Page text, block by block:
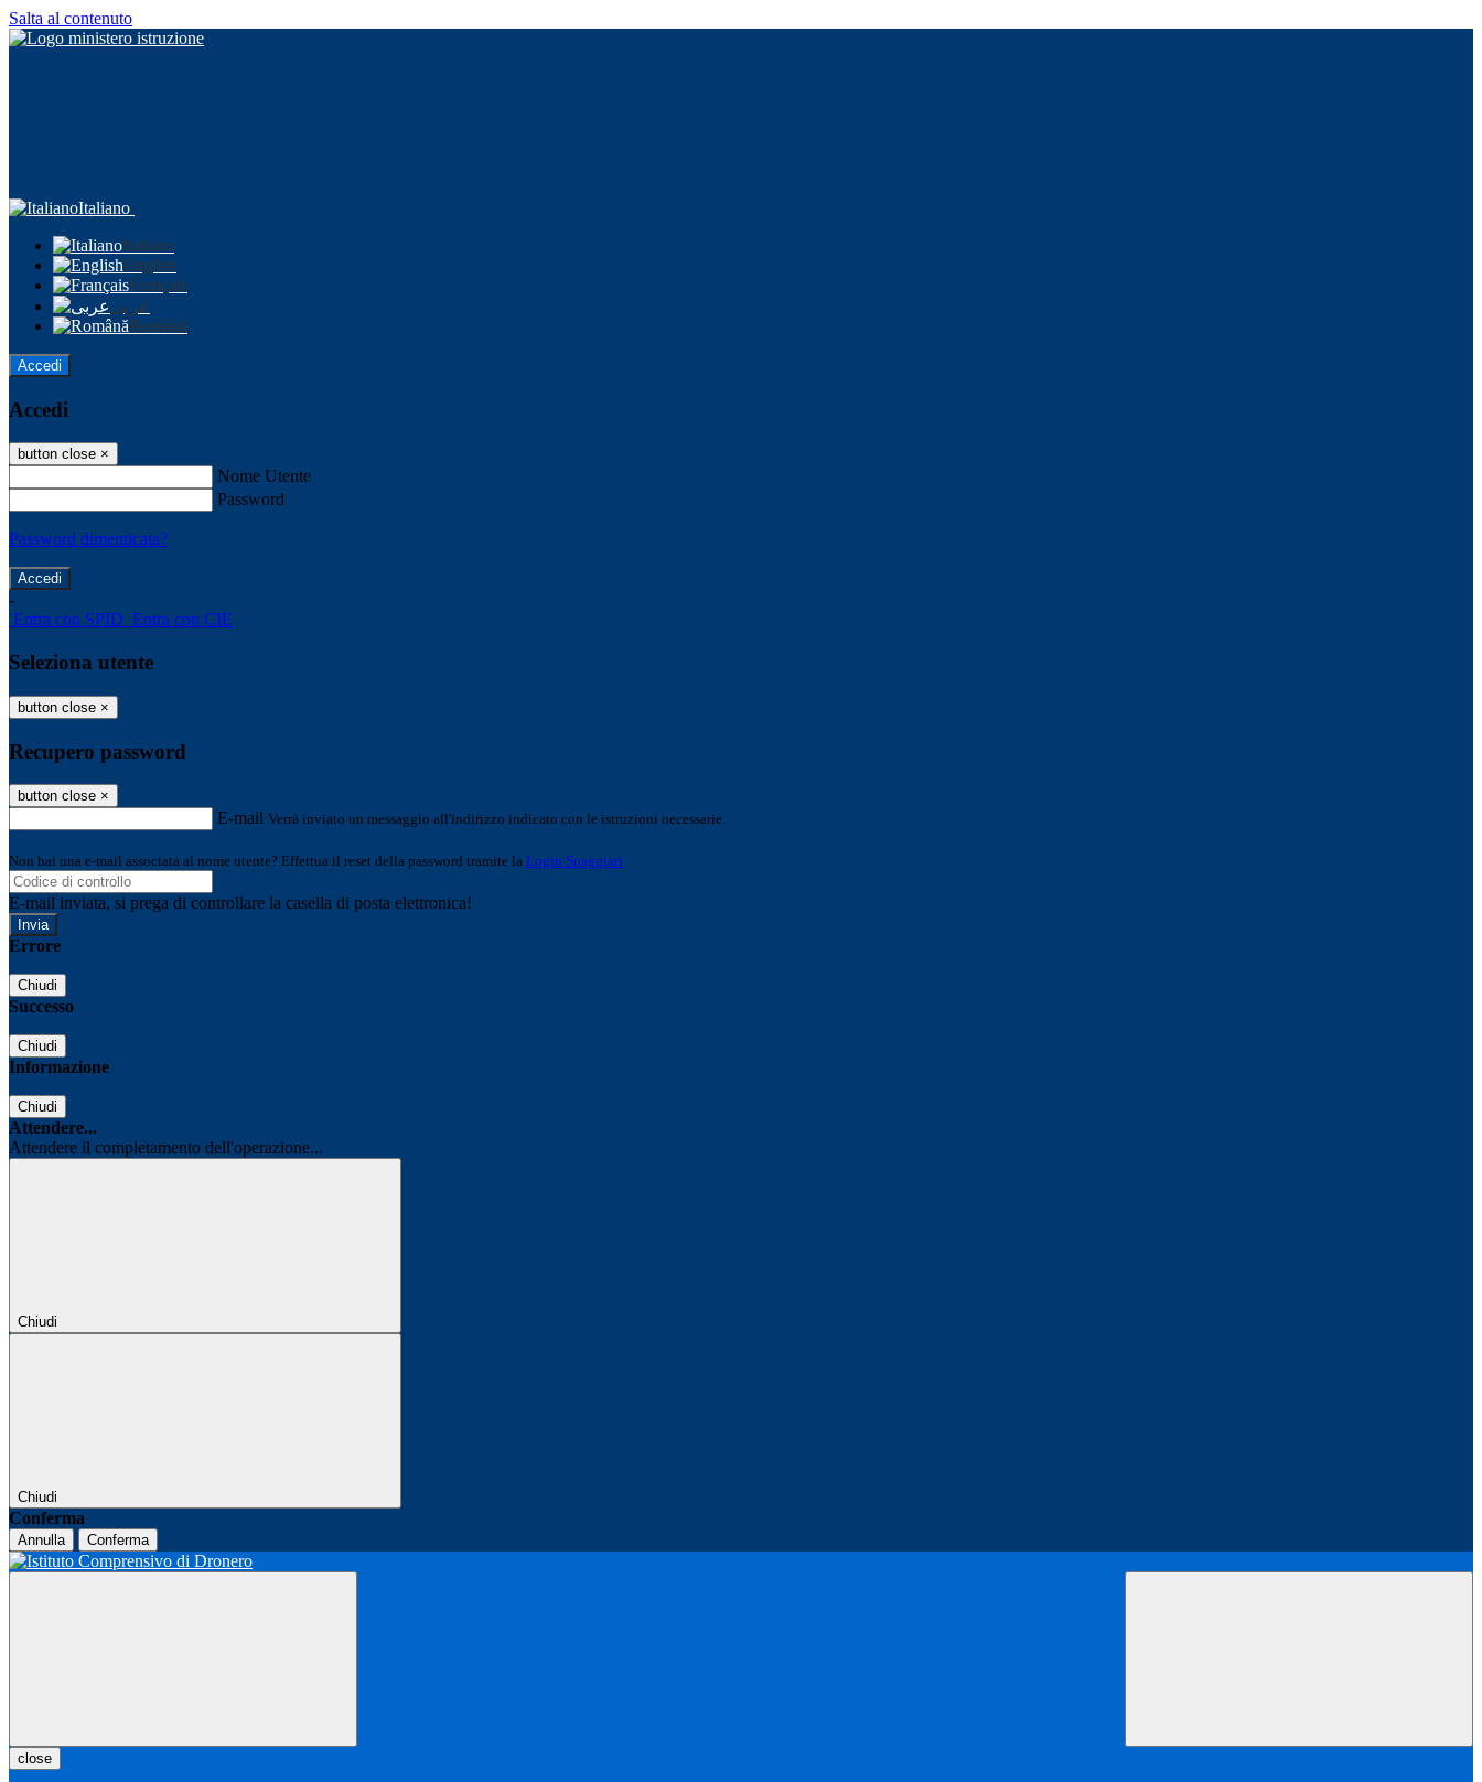
Salta al contenuto
Italiano
Italiano
English
Français
عربى
Română
Accedi
Accedi
button close ×
Nome Utente
Password
Password dimenticata?
-
Entra con SPID Entra con CIE
Seleziona utente
button close ×
Recupero password
button close ×
E-mail Verrà inviato un messaggio all'indirizzo indicato con le istruzioni necessarie.
Non hai una e-mail associata al nome utente? Effettua il reset della password tramite la Login Spaggiari
E-mail inviata, si prega di controllare la casella di posta elettronica!
Errore
Chiudi
Successo
Chiudi
Informazione
Chiudi
Attendere...
Attendere il completamento dell'operazione...
Chiudi
Chiudi
Conferma
Annulla Conferma
close